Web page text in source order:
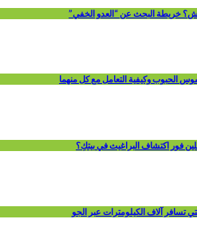
خريطة البحث عن “العدو الخفي”
وكيفية التعامل مع كل منهما
تسافر آلاف الكيلومترات عبر الجو